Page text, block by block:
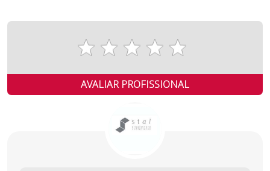
AVALIAR PROFISSIONAL